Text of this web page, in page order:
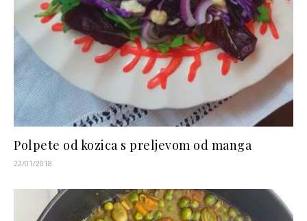
Polpete od kozica s preljevom od manga
22/01/2018